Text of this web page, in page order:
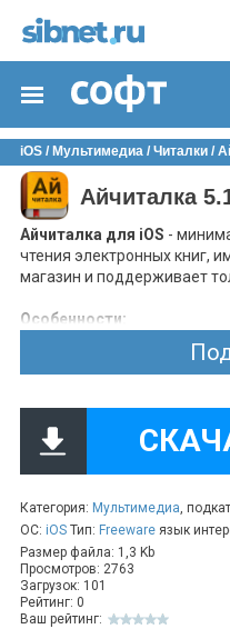
iOS / Мультимедиа / Читалки /
Айчиталка
Айчиталка для iOS -
чтения электронных книг,
магазин и поддерживает
Особенности:
приятный интерфейс
возможность
настройка переносов
доступна
которой можно
книги;
приложение
материалов.
Категория: Мультимедиа,
ОС: iOS Тип: Freeware язык
Размер файла: 1,3 Kb
Просмотров: 2763
Загрузок: 101
Рейтинг: 0
Ваш рейтинг: